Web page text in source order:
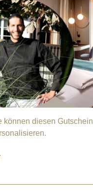
können diesen Gutschein